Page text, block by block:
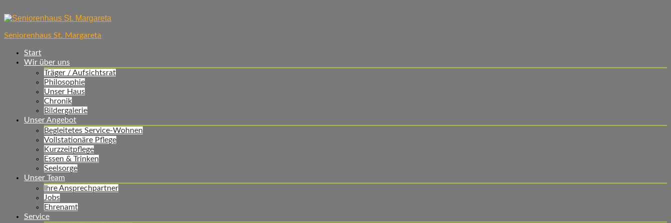
to
Seniorenhaus St. Margareta
Start
Wir über uns
Träger / Aufsichtsrat
Philosophie
Unser Haus
Chronik
Bildergalerie
Unser Angebot
Begleitetes Service-Wohnen
Vollstationäre Pflege
Kurzzeitpflege
Essen & Trinken
Seelsorge
Unser Team
Ihre Ansprechpartner
Jobs
Ehrenamt
Service